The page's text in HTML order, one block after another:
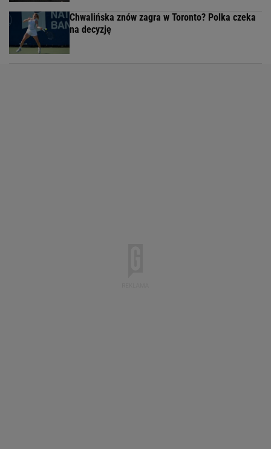
Chwalińska znów zagra w Toronto? Polka czeka
na decyzję